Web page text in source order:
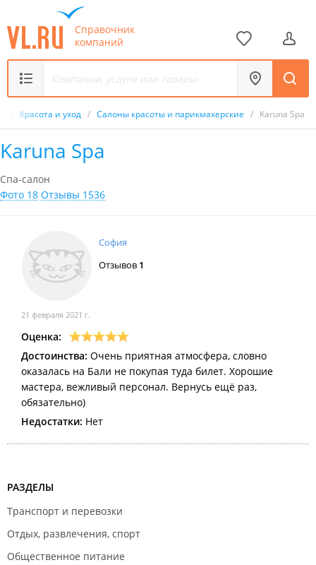
Справочник
компаний
Красота и уход / Салоны красоты и парикмахерские / Karuna Spa
Karuna Spa
Спа-салон
Фото 18 Отзывы 1536
София
Отзывов 1
21 февраля 2021 г.
Оценка:
Достоинства: Очень приятная атмосфера, словно
оказалась на Бали не покупая туда билет. Хорошие
мастера, вежливый персонал. Вернусь ещё раз,
обязательно)
Недостатки: Нет
РАЗДЕЛЫ
Транспорт и перевозки
Отдых, развлечения, спорт
Общественное питание